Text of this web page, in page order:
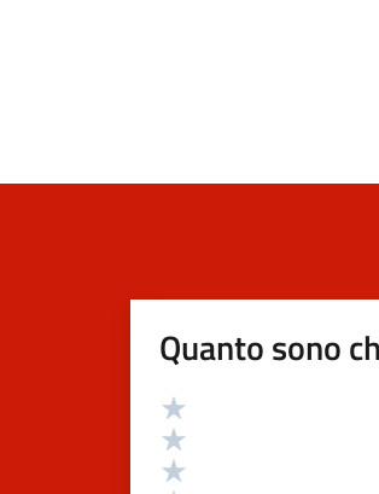
Quanto sono
Valutazione